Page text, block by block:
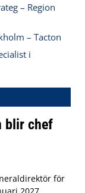
– Region
– Tacton
i
blir chef
för
2027.